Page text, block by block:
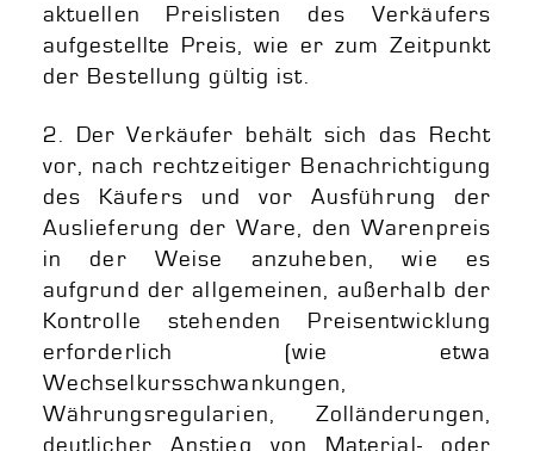
aktuellen Preislisten des Verkäufers
aufgestellte Preis, wie er zum Zeitpunkt
der Bestellung gültig ist.
2. Der Verkäufer behält sich das Recht
vor, nach rechtzeitiger Benachrichtigung
des Käufers und vor Ausführung der
Auslieferung der Ware, den Warenpreis
in der Weise anzuheben, wie es
aufgrund der allgemeinen, außerhalb der
Kontrolle stehenden Preisentwicklung
erforderlich (wie etwa
Wechselkursschwankungen,
Währungsregularien, Zolländerungen,
deutlicher Anstieg von Material- oder